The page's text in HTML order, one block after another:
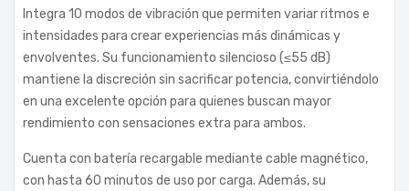
Integra 10 modos de vibración que permiten variar ritmos e
intensidades para crear experiencias más dinámicas y
envolventes. Su funcionamiento silencioso (≤55 dB)
mantiene la discreción sin sacrificar potencia, convirtiéndolo
en una excelente opción para quienes buscan mayor
rendimiento con sensaciones extra para ambos.
Cuenta con batería recargable mediante cable magnético,
con hasta 60 minutos de uso por carga. Además, su